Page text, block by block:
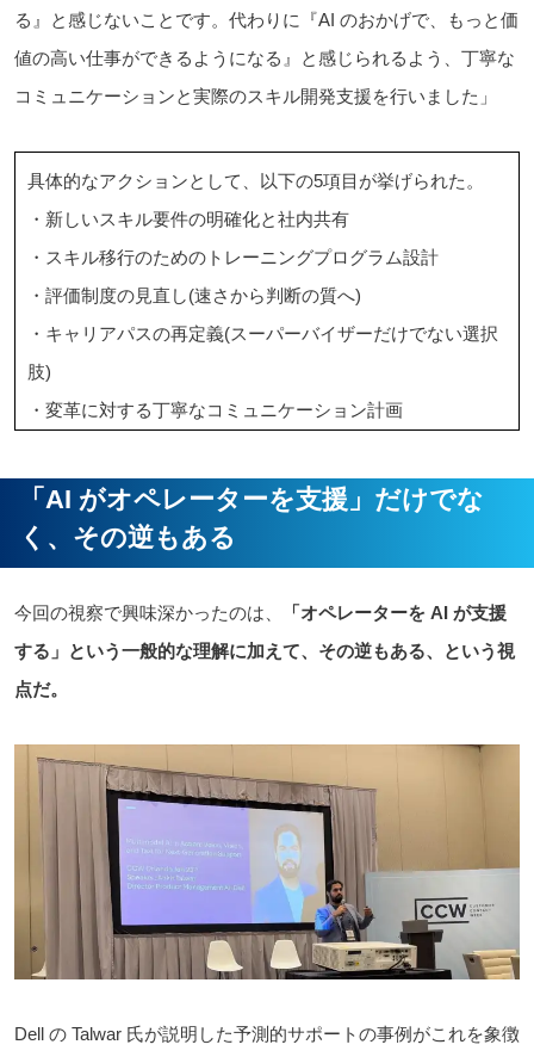
る』と感じないことです。代わりに『AI のおかげで、もっと価
値の高い仕事ができるようになる』と感じられるよう、丁寧な
コミュニケーションと実際のスキル開発支援を行いました」
具体的なアクションとして、以下の5項目が挙げられた。
・新しいスキル要件の明確化と社内共有
・スキル移行のためのトレーニングプログラム設計
・評価制度の見直し(速さから判断の質へ)
・キャリアパスの再定義(スーパーバイザーだけでない選択
肢)
・変革に対する丁寧なコミュニケーション計画
「AI がオペレーターを支援」だけでな
く、その逆もある
今回の視察で興味深かったのは、
「オペレーターを AI が支援
する」という一般的な理解に加えて、その逆もある、という視
点だ。
Dell の Talwar 氏が説明した予測的サポートの事例がこれを象徴